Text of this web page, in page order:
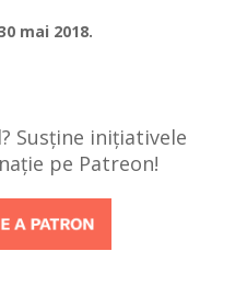
mai 2018.
Susține inițiativele
pe Patreon!